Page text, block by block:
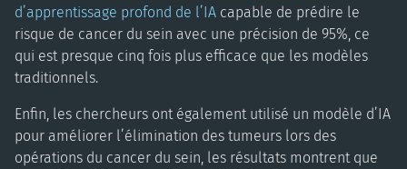
d’apprentissage profond de l’IA capable de prédire le
risque de cancer du sein avec une précision de 95%, ce
qui est presque cinq fois plus efficace que les modèles
traditionnels.
Enfin, les chercheurs ont également utilisé un modèle d’IA
pour améliorer l’élimination des tumeurs lors des
opérations du cancer du sein, les résultats montrent que